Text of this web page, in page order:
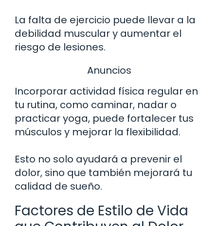
La falta de ejercicio puede llevar a la
debilidad muscular y aumentar el
riesgo de lesiones.
Anuncios
Incorporar actividad física regular en
tu rutina, como caminar, nadar o
practicar yoga, puede fortalecer tus
músculos y mejorar la flexibilidad.
Esto no solo ayudará a prevenir el
dolor, sino que también mejorará tu
calidad de sueño.
Factores de Estilo de Vida